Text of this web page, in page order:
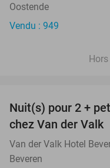
Oostende
Vendu : 949
Nuit(s) pour 2 +
chez Van der Valk
Van der Valk Hotel
Beveren